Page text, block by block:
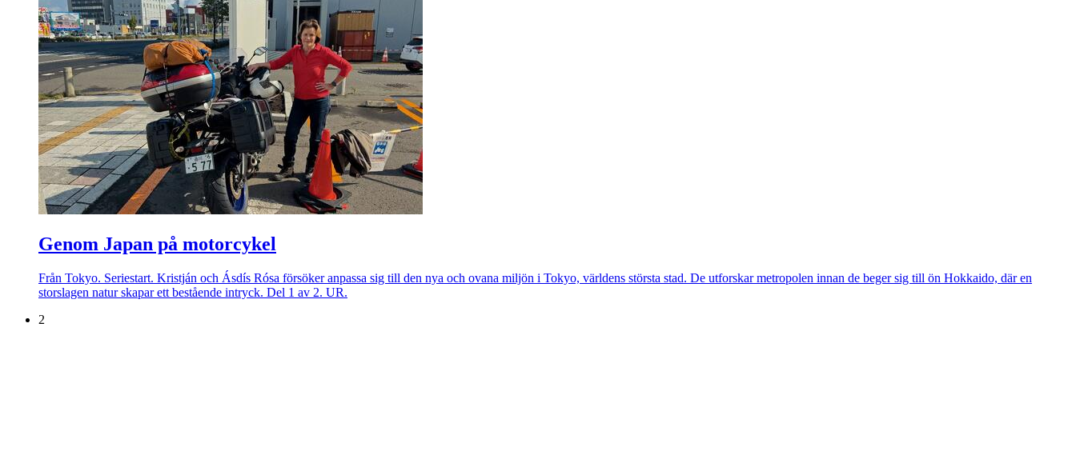
Genom Japan på motorcykel
Från Tokyo. Seriestart. Kristján och Ásdís Rósa försöker anpassa sig till den nya och ovana miljön i Tokyo, världens största stad. De utforskar metropolen innan de beger sig till ön Hokkaido, där en
storslagen natur skapar ett bestående intryck. Del 1 av 2. UR.
2